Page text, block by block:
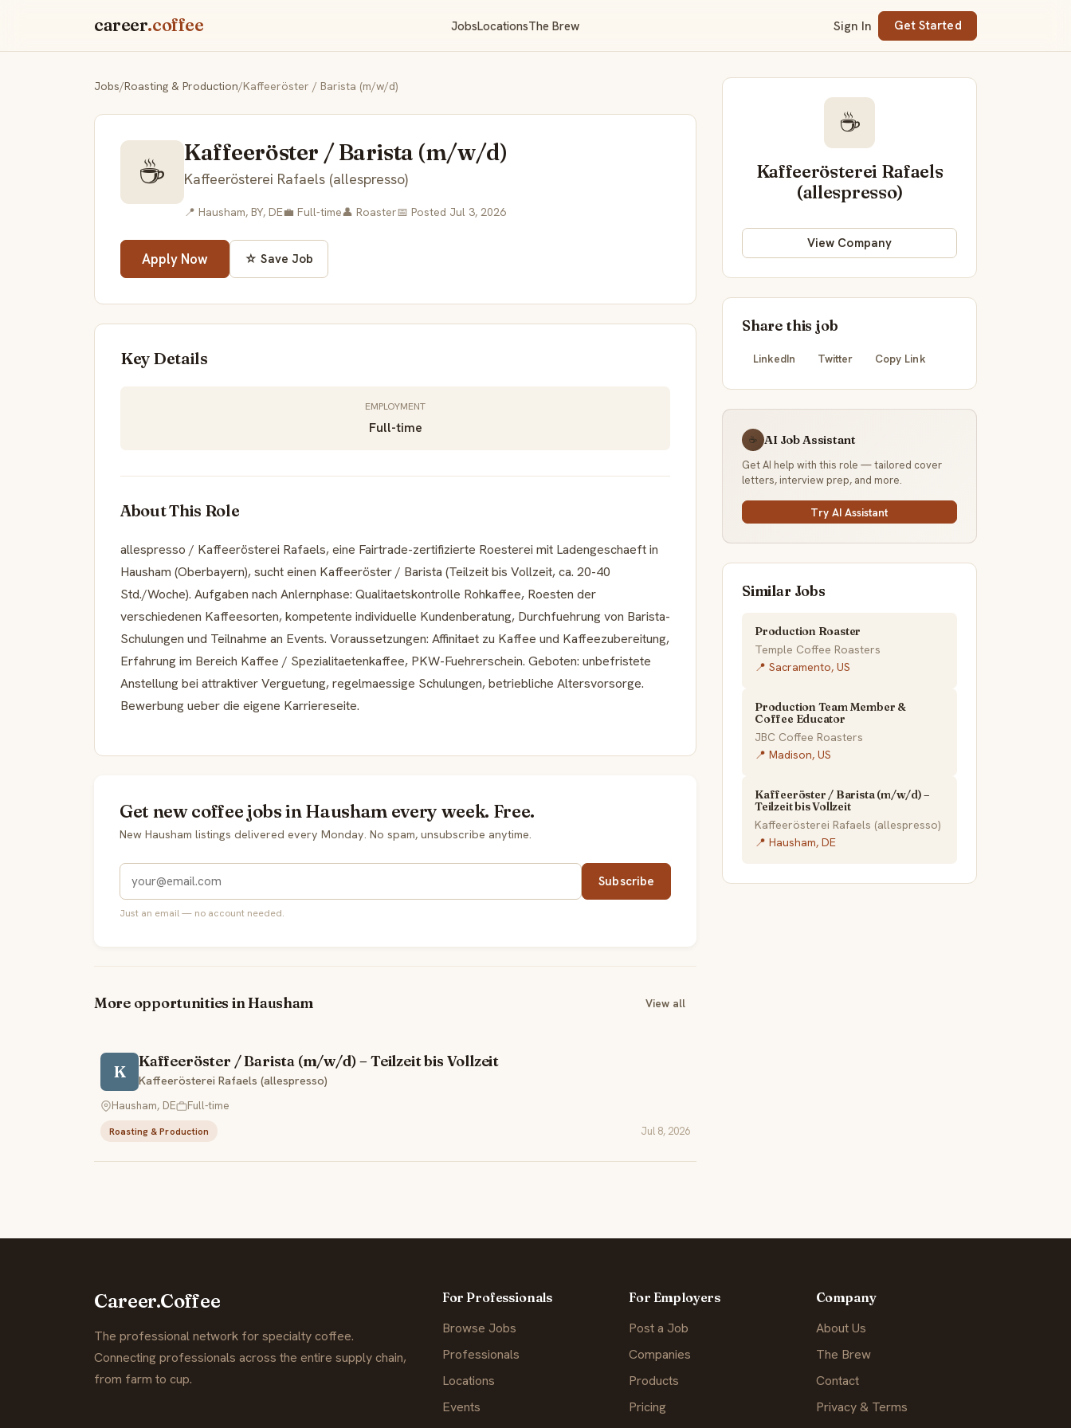
career.coffee JobsLocationsThe Brew Sign In Get Started
Jobs/Roasting & Production/Kaffeeröster / Barista (m/w/d)
☕ Kaffeeröster / Barista (m/w/d)
Kaffeerösterei Rafaels (allespresso)
📍 Hausham, BY, DE💼 Full-time👤 Roaster📅 Posted Jul 3, 2026
Apply Now ☆ Save Job
Key Details
EMPLOYMENT
Full-time
About This Role
allespresso / Kaffeerösterei Rafaels, eine Fairtrade-zertifizierte Roesterei mit Ladengeschaeft in
Hausham (Oberbayern), sucht einen Kaffeeröster / Barista (Teilzeit bis Vollzeit, ca. 20-40
Std./Woche). Aufgaben nach Anlernphase: Qualitaetskontrolle Rohkaffee, Roesten der
verschiedenen Kaffeesorten, kompetente individuelle Kundenberatung, Durchfuehrung von Barista-
Schulungen und Teilnahme an Events. Voraussetzungen: Affinitaet zu Kaffee und Kaffeezubereitung,
Erfahrung im Bereich Kaffee / Spezialitaetenkaffee, PKW-Fuehrerschein. Geboten: unbefristete
Anstellung bei attraktiver Verguetung, regelmaessige Schulungen, betriebliche Altersvorsorge.
Bewerbung ueber die eigene Karriereseite.
Get new coffee jobs in Hausham every week. Free.
New Hausham listings delivered every Monday. No spam, unsubscribe anytime.
Subscribe
Just an email — no account needed.
More opportunities in Hausham View all
K
Kaffeeröster / Barista (m/w/d) – Teilzeit bis Vollzeit
Kaffeerösterei Rafaels (allespresso)
Hausham, DE
Full-time
Roasting & Production Jul 8, 2026
☕
Kaffeerösterei Rafaels
(allespresso)
View Company
Share this job
LinkedIn Twitter Copy Link
☕ AI Job Assistant
Get AI help with this role — tailored cover
letters, interview prep, and more.
Try AI Assistant
Similar Jobs
Production Roaster
Temple Coffee Roasters
📍 Sacramento, US
Production Team Member &
Coffee Educator
JBC Coffee Roasters
📍 Madison, US
Kaffeeröster / Barista (m/w/d) –
Teilzeit bis Vollzeit
Kaffeerösterei Rafaels (allespresso)
📍 Hausham, DE
Career.Coffee
The professional network for specialty coffee.
Connecting professionals across the entire supply chain,
from farm to cup.
For Professionals
Browse Jobs
Professionals
Locations
Events
For Employers
Post a Job
Companies
Products
Pricing
Company
About Us
The Brew
Contact
Privacy & Terms